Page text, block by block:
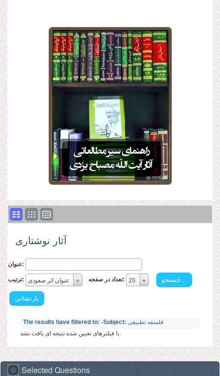
آثار نوشتاری
عنوان:
ترتیب: عنوان اثر صعودی
ترتیب:
تعداد در صفحه: 20
تعداد
The results have filtered to: -Subject: فلسفه تطبیقی
با فیلترهای تعیین شده نتیجه ای یافت نشد.
Selected Questions